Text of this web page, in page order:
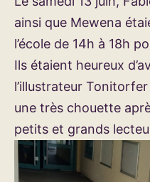
ainsi que Mewena
l’école de 14h à 18h
Ils étaient heureux
l’illustrateur
une très chouette
petits et grands